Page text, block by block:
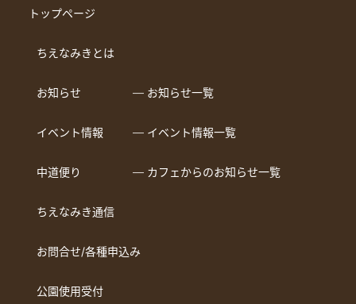
トップページ
ちえなみきとは
お知らせ ― お知らせ一覧
イベント情報 ― イベント情報一覧
中道便り ― カフェからのお知らせ一覧
ちえなみき通信
お問合せ/各種申込み
公園使用受付